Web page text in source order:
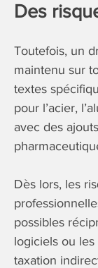
Des
Toutefois, un
maintenu sur
textes
pour l’acier,
avec des
Dès lors, les
possibles
logiciels ou
taxation